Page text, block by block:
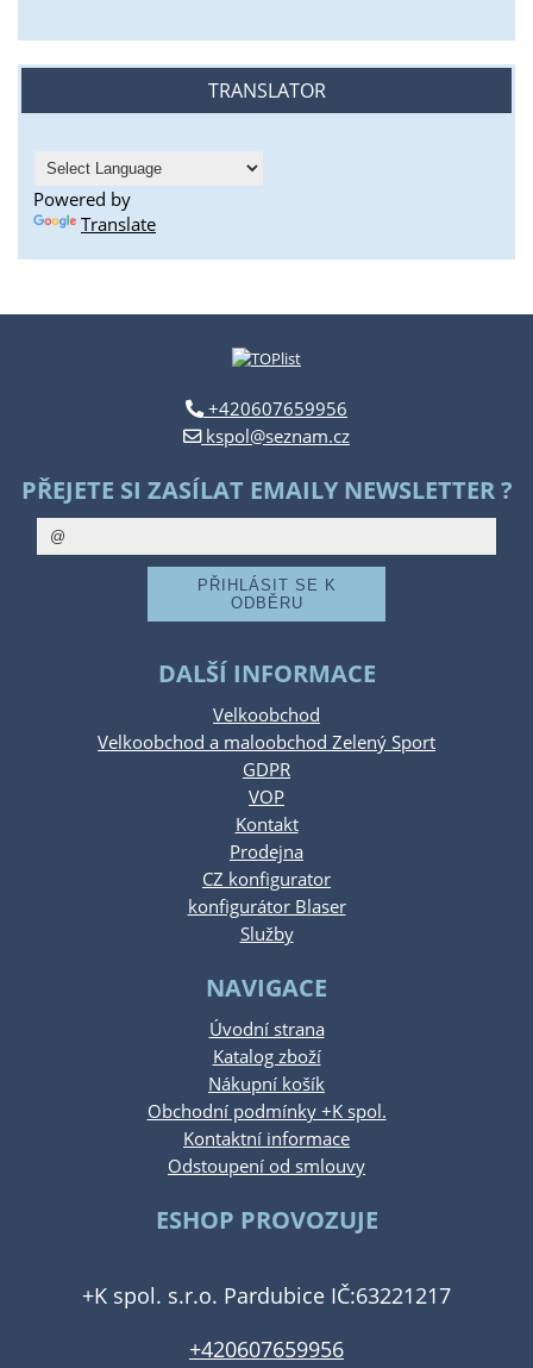
TRANSLATOR
Powered by
Translate
+420607659956
kspol@seznam.cz
PŘEJETE SI ZASÍLAT EMAILY NEWSLETTER ?
DALŠÍ INFORMACE
Velkoobchod
Velkoobchod a maloobchod Zelený Sport
GDPR
VOP
Kontakt
Prodejna
CZ konfigurator
konfigurátor Blaser
Služby
NAVIGACE
Úvodní strana
Katalog zboží
Nákupní košík
Obchodní podmínky +K spol.
Kontaktní informace
Odstoupení od smlouvy
ESHOP PROVOZUJE
+K spol. s.r.o. Pardubice IČ:63221217
+420607659956